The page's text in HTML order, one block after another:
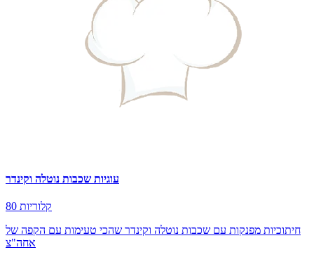
עוגיות שכבות נוטלה וקינדר
80 קלוריות
חיתוכיות מפנקות עם שכבות נוטלה וקינדר שהכי טעימות עם הקפה של
אחה"צ